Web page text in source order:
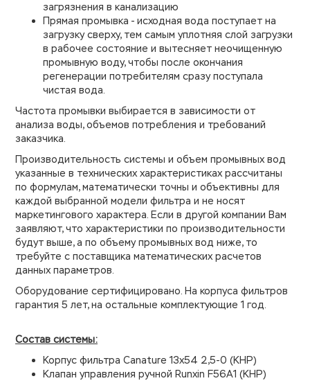
загрязнения в канализацию
Прямая промывка - исходная вода поступает на
загрузку сверху, тем самым уплотняя слой загрузки
в рабочее состояние и вытесняет неочищенную
промывную воду, чтобы после окончания
регенерации потребителям сразу поступала
чистая вода.
Частота промывки выбирается в зависимости от
анализа воды, объемов потребления и требований
заказчика.
Производительность системы и объем промывных вод
указанные в технических характеристиках рассчитаны
по формулам, математически точны и объективны для
каждой выбранной модели фильтра и не носят
маркетингового характера. Если в другой компании Вам
заявляют, что характеристики по производительности
будут выше, а по объему промывных вод ниже, то
требуйте с поставщика математических расчетов
данных параметров.
Оборудование сертифицировано. На корпуса фильтров
гарантия 5 лет, на остальные комплектующие 1 год.
Состав системы:
Корпус фильтра Canature 13х54 2,5-0 (КНР)
Клапан управления ручной Runxin F56A1 (КНР)